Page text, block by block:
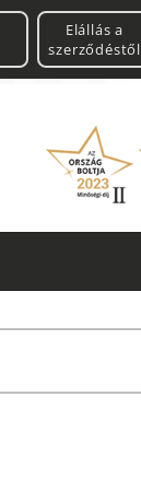
Elállás a
szerződéstől